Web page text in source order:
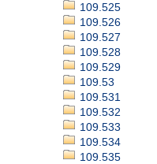
109.525
109.526
109.527
109.528
109.529
109.53
109.531
109.532
109.533
109.534
109.535